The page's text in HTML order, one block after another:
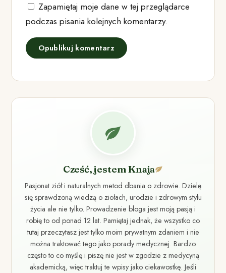
Zapamiętaj moje dane w tej przeglądarce
podczas pisania kolejnych komentarzy.
Cześć, jestem Knaja
Pasjonat ziół i naturalnych metod dbania o zdrowie. Dzielę
się sprawdzoną wiedzą o ziołach, urodzie i zdrowym stylu
życia ale nie tylko. Prowadzenie bloga jest moją pasją i
robię to od ponad 12 lat. Pamiętaj jednak, że wszystko co
tutaj przeczytasz jest tylko moim prywatnym zdaniem i nie
można traktować tego jako porady medycznej. Bardzo
często to co myślę i piszę nie jest w zgodzie z medycyną
akademicką, więc traktuj te wpisy jako ciekawostkę. Jeśli